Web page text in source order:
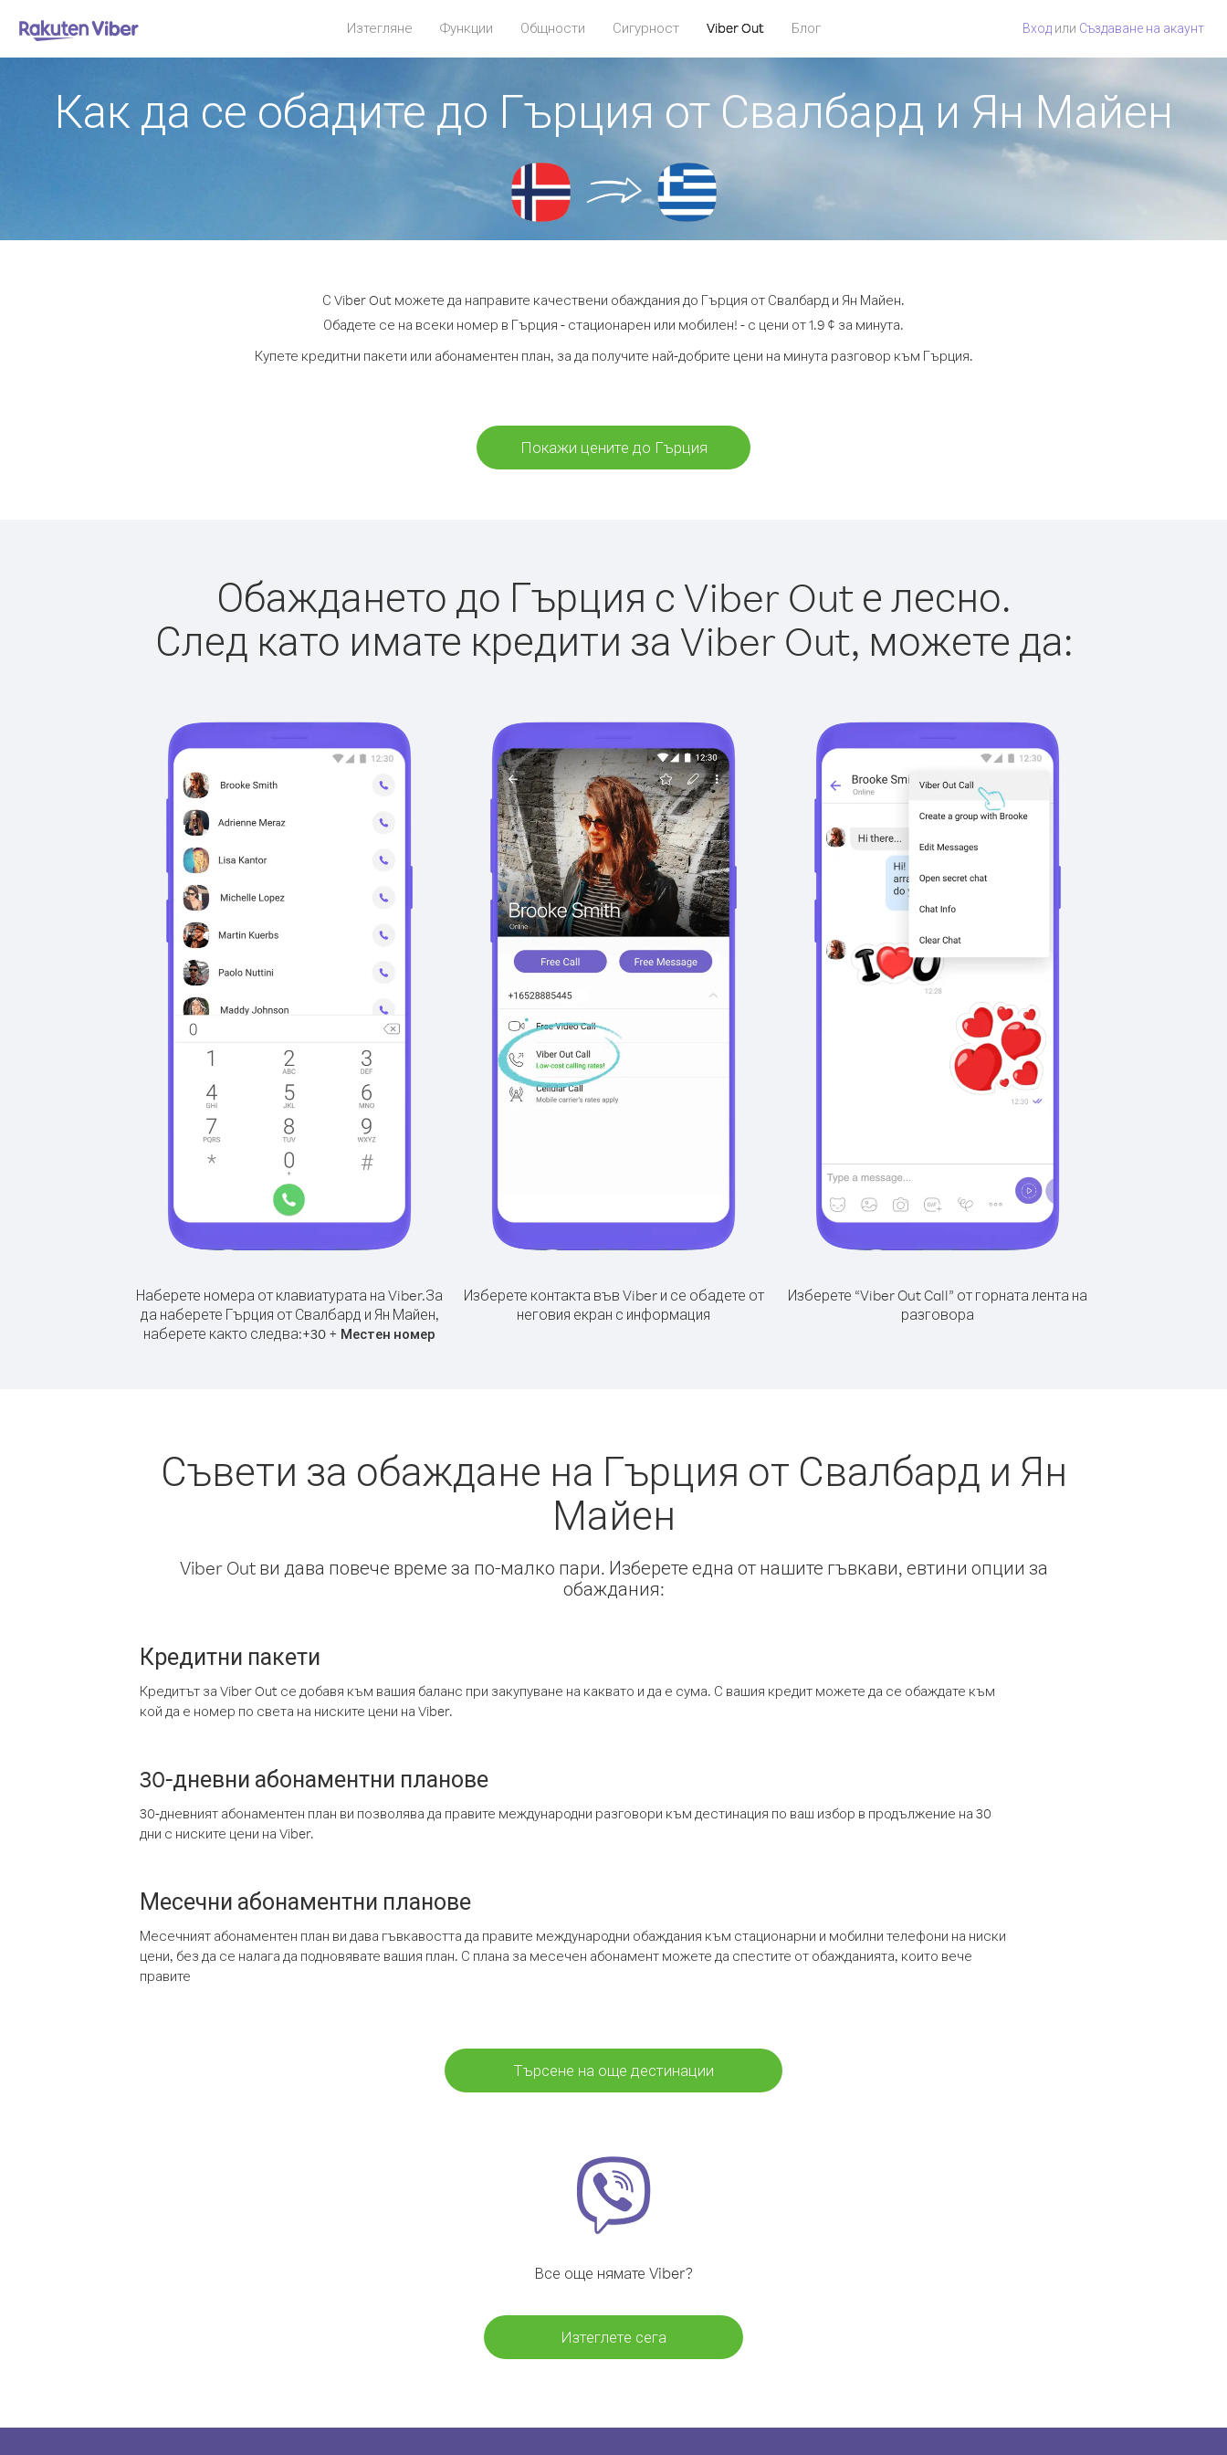
Изтегляне Функции Общности Сигурност Viber Out Блог Вход или Създаване на акаунт
Как да се обадите до Гърция от Свалбард и Ян Майен
С Viber Out можете да направите качествени обаждания до Гърция от Свалбард и Ян Майен.
Обадете се на всеки номер в Гърция - стационарен или мобилен! - с цени от 1.9 ¢ за минута.
Купете кредитни пакети или абонаментен план, за да получите най-добрите цени на минута разговор към Гърция.
Покажи цените до Гърция
Обаждането до Гърция с Viber Out е лесно.
След като имате кредити за Viber Out, можете да:
Наберете номера от клавиатурата на Viber.За
да наберете Гърция от Свалбард и Ян Майен,
наберете както следва:+30 + Местен номер
Изберете контакта във Viber и се обадете от
неговия екран с информация
Изберете “Viber Out Call” от горната лента на
разговора
Съвети за обаждане на Гърция от Свалбард и Ян
Майен
Viber Out ви дава повече време за по-малко пари. Изберете една от нашите гъвкави, евтини опции за
обаждания:
Кредитни пакети
Кредитът за Viber Out се добавя към вашия баланс при закупуване на каквато и да е сума. С вашия кредит можете да се обаждате към
кой да е номер по света на ниските цени на Viber.
30-дневни абонаментни планове
30-дневният абонаментен план ви позволява да правите международни разговори към дестинация по ваш избор в продължение на 30
дни с ниските цени на Viber.
Месечни абонаментни планове
Месечният абонаментен план ви дава гъвкавостта да правите международни обаждания към стационарни и мобилни телефони на ниски
цени, без да се налага да подновявате вашия план. С плана за месечен абонамент можете да спестите от обажданията, които вече
правите
Търсене на още дестинации
Все още нямате Viber?
Изтеглете сега